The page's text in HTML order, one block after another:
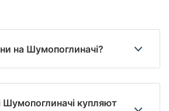
на Шумопоглиначі?
Шумопоглиначі купляют